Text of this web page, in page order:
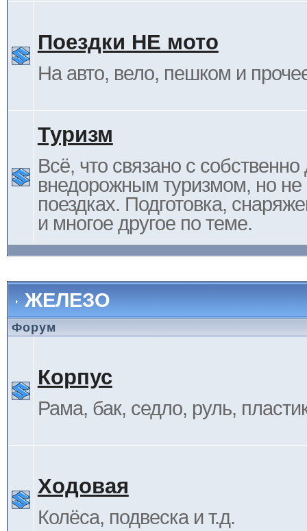
Поездки НЕ мото
На авто, вело, пешком и
Туризм
Всё, что связано с
внедорожным туризмом, но не
поездках. Подготовка,
и многое другое по теме.
ЖЕЛЕЗО
Форум
Корпус
Рама, бак, седло, руль,
Ходовая
Колёса, подвеска и т.д.